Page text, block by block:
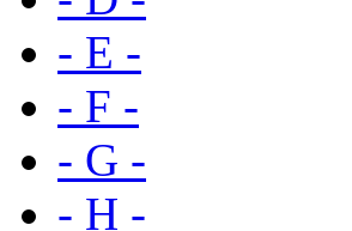
- E -
- F -
- G -
- H -